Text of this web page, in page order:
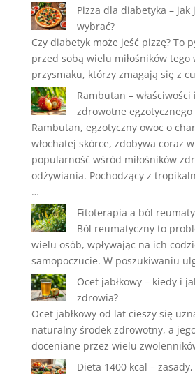
Pizza dla diabetyka –
wybrać?
Czy diabetyk może jeść pizzę? To
przed sobą wielu miłośników tego
przysmaku, którzy zmagają się z
Rambutan – właściwości
zdrowotne egzotycznego
Rambutan, egzotyczny owoc o
włochatej skórce, zdobywa coraz
popularność wśród miłośników
odżywiania. Pochodzący z
…
Fitoterapia a ból
Ból reumatyczny to
wielu osób, wpływając na ich
samopoczucie. W poszukiwaniu
Ocet jabłkowy – kiedy i
zdrowia?
Ocet jabłkowy od lat cieszy się
naturalny środek zdrowotny, a
doceniane przez wielu
Dieta 1400 kcal –